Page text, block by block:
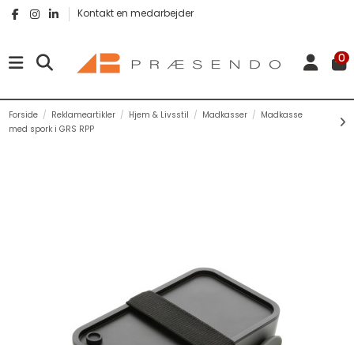
Kontakt en medarbejder
0
Forside Reklameartikler Hjem & Livsstil Madkasser
Madkasse
med spork i GRS RPP